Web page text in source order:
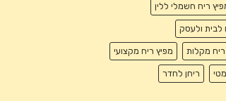
ריח חשמלי ללין
לבית ולעסק
ריח מקלות מפיץ ריח מקצועי
ריחן לחדר